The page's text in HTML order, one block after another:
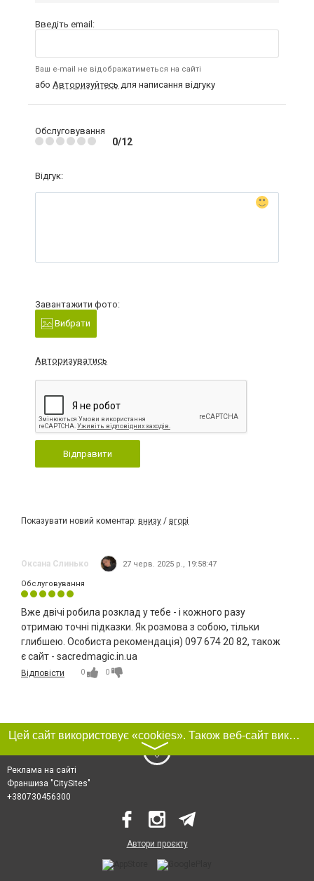
Введіть email:
Ваш e-mail не відображатиметься на сайті
або Авторизуйтесь для написання відгуку
Обслуговування
0/12
Відгук:
Завантажити фото:
Вибрати
Авторизуватись
Відправити
Показувати новий коментар: внизу / вгорі
Оксана Слинько 27 черв. 2025 р., 19:58:47
Обслуговування
Вже двічі робила розклад у тебе - і кожного разу
отримаю точні підказки. Як розмова з собою, тільки
глибшею. Особиста рекомендація) 097 674 20 82, також
є сайт - sacredmagic.in.ua
Відповісти 0 0
Цей сайт використовує «cookies». Також веб-сайт використовує інтернет-сервіс для збору технічних даних стосовно відвідувачів з метою отримання маркетингової та статистичної інформації. Умови обробки даних відвідувачів сайту див.
〉
Реклама на сайті
Франшиза "CitySites"
+380730456300
Автори проєкту